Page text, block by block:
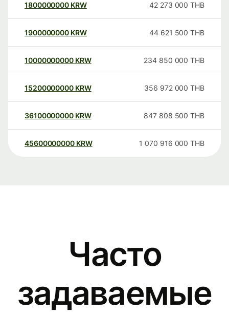
1800000000 KRW 42 273 000 THB
1900000000 KRW 44 621 500 THB
10000000000 KRW 234 850 000 THB
15200000000 KRW 356 972 000 THB
36100000000 KRW 847 808 500 THB
45600000000 KRW 1 070 916 000 THB
Часто
задаваемые